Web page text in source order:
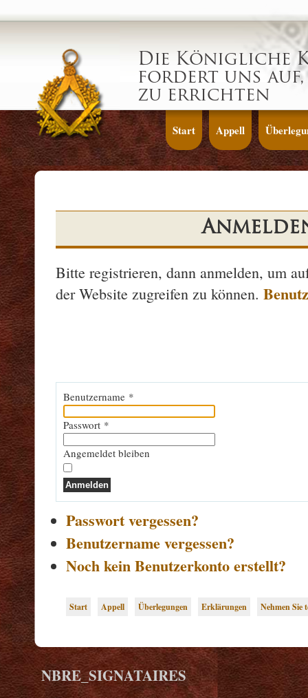
Die Königliche
fordert uns auf,
zu errichten
Start Appell
Bitte registrieren, dann anmelden, um
der Website zugreifen zu können.
Benutzername *
Passwort *
Angemeldet bleiben
Anmelden
Passwort vergessen?
Benutzername vergessen?
Noch kein Benutzerkonto erstellt?
Start Appell Überlegungen Erklärungen Nehmen Sie
NBRE_SIGNATAIRES